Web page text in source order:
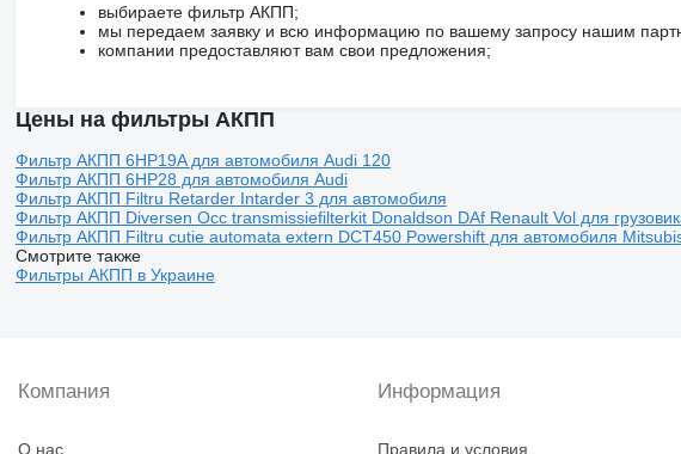
выбираете фильтр АКПП;
мы передаем заявку и всю информацию по вашему запросу нашим
компании предоставляют вам свои предложения;
Цены на фильтры АКПП
Фильтр АКПП 6HP19A для автомобиля Audi 120
Фильтр АКПП 6HP28 для автомобиля Audi
Фильтр АКПП Filtru Retarder Intarder 3 для автомобиля
Фильтр АКПП Diversen Occ transmissiefilterkit Donaldson DAf Renault Vol для
Фильтр АКПП Filtru cutie automata extern DCT450 Powershift для автомобиля
Смотрите также
Фильтры АКПП в Украине
Компания
О нас
Информация
Правила и условия